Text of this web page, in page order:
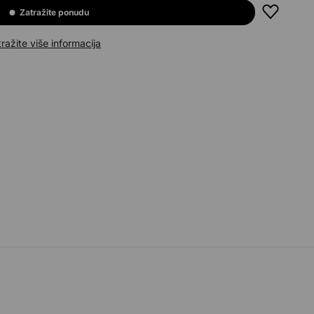
Zatražite ponudu
više informacija